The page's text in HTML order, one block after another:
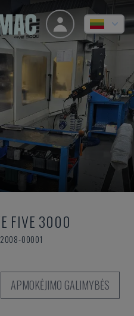
FIVE 3000
00001
APMOKĖJIMO GALIMYBĖS